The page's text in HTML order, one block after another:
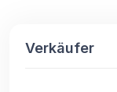
Verkäufer